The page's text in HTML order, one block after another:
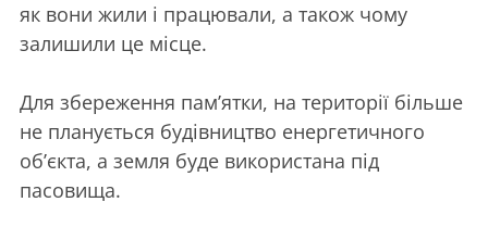
як вони жили і працювали, а також чому
залишили це місце.
Для збереження пам’ятки, на території більше
не планується будівництво енергетичного
об’єкта, а земля буде використана під
пасовища.